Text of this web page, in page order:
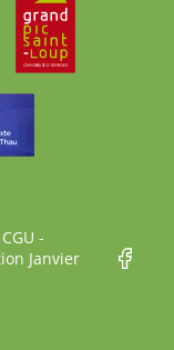
CGU
Janvier